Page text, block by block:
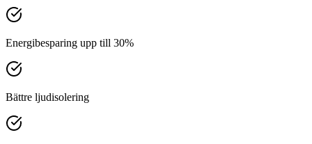
Energibesparing upp till 30%
Bättre ljudisolering